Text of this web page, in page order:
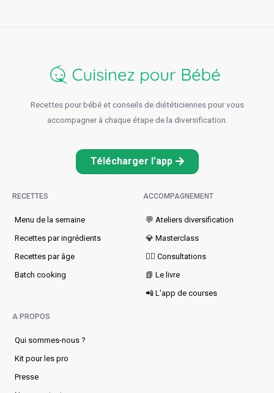
Recettes pour bébé et conseils de diététiciennes pour vous
accompagner à chaque étape de la diversification.
Télécharger l'app
RECETTES
Menu de la semaine​
Recettes par ingrédients
Recettes par âge
Batch cooking
ACCOMPAGNEMENT
💬 Ateliers diversification
💎 Masterclass
👩‍⚕️ Consultations
📗 Le livre
📲 L'app de courses
A PROPOS
Qui sommes-nous ?
Kit pour les pro
Presse